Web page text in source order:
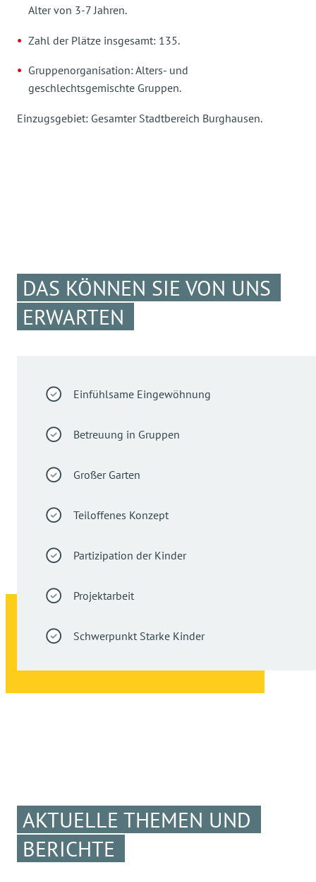
Alter von 3-7 Jahren.
Zahl der Plätze insgesamt: 135.
Gruppenorganisation: Alters- und
geschlechtsgemischte Gruppen.
Einzugsgebiet: Gesamter Stadtbereich Burghausen.
DAS KÖNNEN SIE VON UNS
ERWARTEN
Einfühlsame Eingewöhnung
Betreuung in Gruppen
Großer Garten
Teiloffenes Konzept
Partizipation der Kinder
Projektarbeit
Schwerpunkt Starke Kinder
AKTUELLE THEMEN UND
BERICHTE